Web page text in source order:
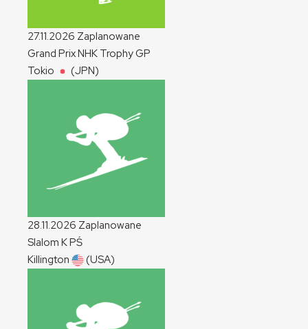
27.11.2026 Zaplanowane
Grand Prix NHK TrophyGP
Tokio
(JPN)
28.11.2026 Zaplanowane
Slalom KPŚ
Killington
(USA)